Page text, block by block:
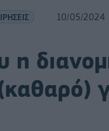
10/05/2024